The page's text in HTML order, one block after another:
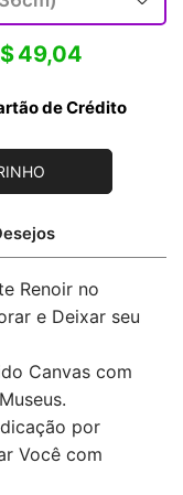
49,04
de Crédito
Renoir no
e Deixar seu
Canvas com
por
Você com